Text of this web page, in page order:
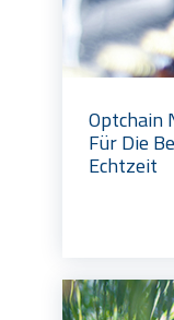
Optchain
Für Die
Echtzeit